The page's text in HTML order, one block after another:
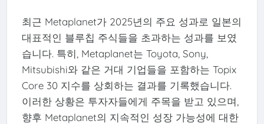
최근 Metaplanet가 2025년의 주요 성과로 일본의
대표적인 블루칩 주식들을 초과하는 성과를 보였
습니다. 특히, Metaplanet는 Toyota, Sony,
Mitsubishi와 같은 거대 기업들을 포함하는 Topix
Core 30 지수를 상회하는 결과를 기록했습니다.
이러한 상황은 투자자들에게 주목을 받고 있으며,
향후 Metaplanet의 지속적인 성장 가능성에 대한